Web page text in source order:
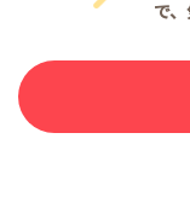
で